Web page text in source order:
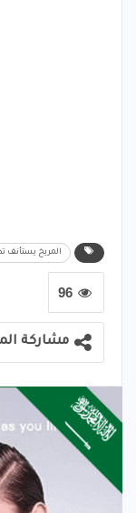
المريخ يستأنف
96
مشاركة